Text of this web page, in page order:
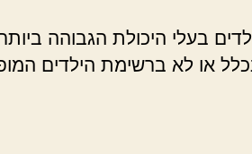
בעלי היכולת הגבוהה
או לא ברשימת הילדים